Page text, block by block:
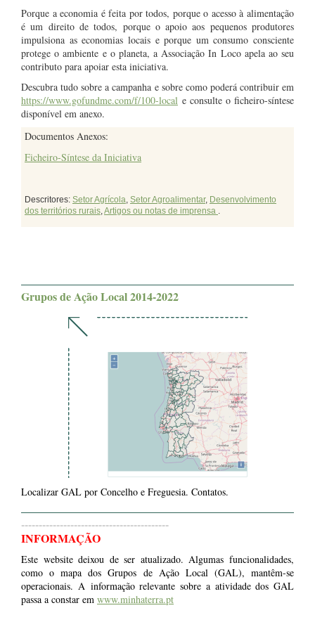
Porque a economia é feita por todos, porque o acesso à alimentação
é um direito de todos, porque o apoio aos pequenos produtores
impulsiona as economias locais e porque um consumo consciente
protege o ambiente e o planeta, a Associação In Loco apela ao seu
contributo para apoiar esta iniciativa.
Descubra tudo sobre a campanha e sobre como poderá contribuir em
https://www.gofundme.com/f/100-local e consulte o ficheiro-síntese
disponível em anexo.
Documentos Anexos:
Ficheiro-Síntese da Iniciativa
Descritores: Setor Agrícola, Setor Agroalimentar, Desenvolvimento
dos territórios rurais,Artigos ou notas de imprensa .
Grupos de Ação Local 2014-2022
Localizar GAL por Concelho e Freguesia. Contatos.
------------------------------------------
INFORMAÇÃO
Este website deixou de ser atualizado. Algumas funcionalidades,
como o mapa dos Grupos de Ação Local (GAL), mantêm-se
operacionais. A informação relevante sobre a atividade dos GAL
passa a constar em www.minhaterra.pt